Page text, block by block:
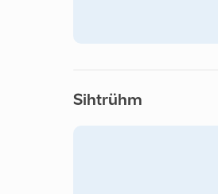
Sihtrühm